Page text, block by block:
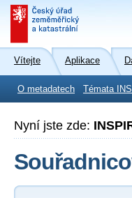
Vítejte Aplikace
O metadatech Témata
Nyní jste zde: